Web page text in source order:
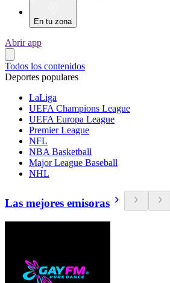
En tu zona
Abrir app
Todos los contenidos
Deportes populares
LaLiga
UEFA Champions League
UEFA Europa League
Premier League
NFL
NBA Basketball
Major League Baseball
NHL
Las mejores emisoras